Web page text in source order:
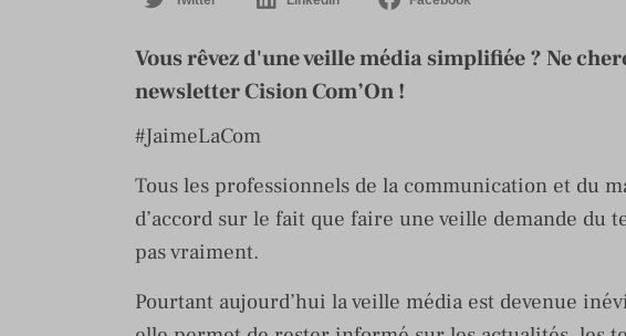
Vous rêvez d'une veille média simplifiée ? Ne
newsletter Cision Com’On !
#JaimeLaCom
Tous les professionnels de la communication et du
d’accord sur le fait que faire une veille demande du
pas vraiment.
Pourtant aujourd’hui la veille média est devenue